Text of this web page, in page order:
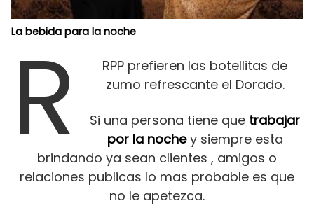
La bebida para la noche
R
RPP prefieren las botellitas de
zumo refrescante el Dorado.
Si una persona tiene que trabajar
por la nochey siempre esta
brindando ya sean clientes , amigos o
relaciones publicas lo mas probable es que
no le apetezca.